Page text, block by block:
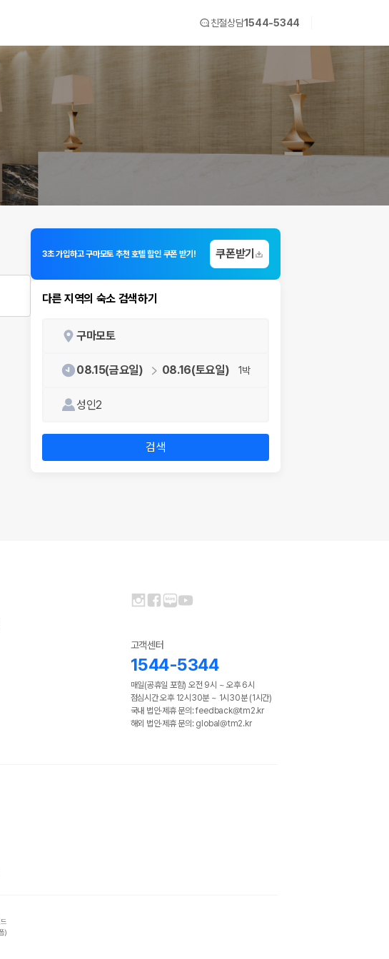
친절상담1544-5344
3초 가입하고 구마모토 추천 호텔 할인 쿠폰 받기! 쿠폰받기
다른 지역의 숙소 검색하기
구마모토
08.15(금요일) 08.16(토요일) 1박
성인2
검색
고객센터
1544-5344
매일(공휴일 포함) 오전 9시 ~ 오후 6시
점심시간 오후 12시30분 ~ 1시30분 (1시간)
국내 법인·제휴 문의: feedback@tm2.kr
해외 법인·제휴 문의: global@tm2.kr